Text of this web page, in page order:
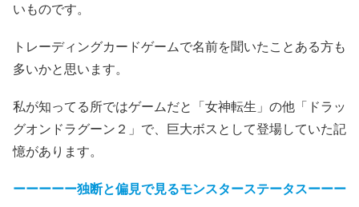
いものです。
トレーディングカードゲームで名前を聞いたことある方も
多いかと思います。
私が知ってる所ではゲームだと「女神転生」の他「ドラッ
グオンドラグーン２」で、巨大ボスとして登場していた記
憶があります。
ーーーーー独断と偏見で見るモンスターステータスーーー